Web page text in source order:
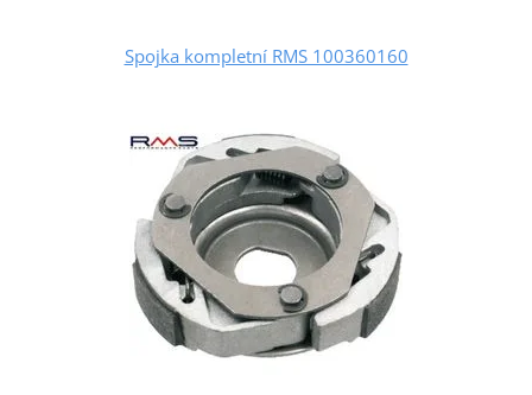
Spojka kompletní RMS 100360160